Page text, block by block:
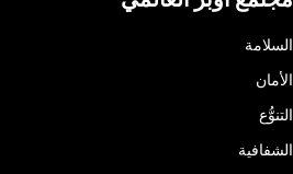
السلامة
الأمان
التنوُّع
الشفافية